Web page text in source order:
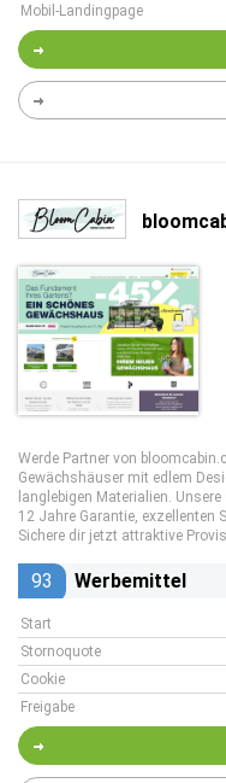
Mobil-Landingpage
Werde Partner von
Gewächshäuser mit edlem
langlebigen Materialien.
12 Jahre Garantie, exzellenten
Sichere dir jetzt attraktive
93 Werbemittel
Start
Stornoquote
Cookie
Freigabe